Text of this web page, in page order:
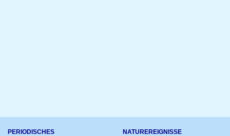
PERIODISCHES NATUREREIGNISSE